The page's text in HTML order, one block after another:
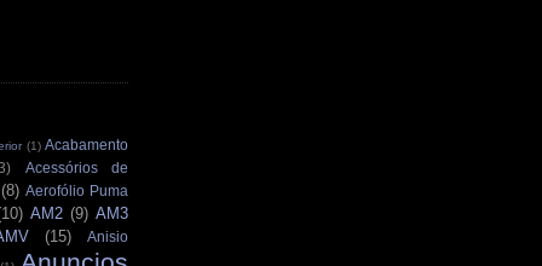
(1) Acabamento
Acessórios de
(8) Aerofólio Puma
AM2 (9) AM3
(15)
Anisio